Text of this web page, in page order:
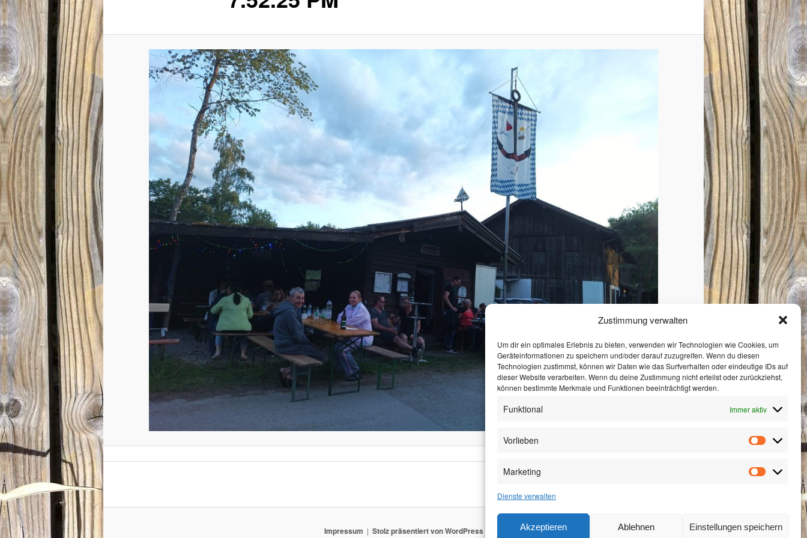
Zustimmung verwalten
Um dir ein optimales Erlebnis zu bieten, verwenden wir Technologien wie Cookies, um
Geräteinformationen zu speichern und/oder darauf zuzugreifen. Wenn du diesen
Technologien zustimmst, können wir Daten wie das Surfverhalten oder eindeutige IDs auf
dieser Website verarbeiten. Wenn du deine Zustimmung nicht erteilst oder zurückziehst,
können bestimmte Merkmale und Funktionen beeinträchtigt werden.
Funktional Immer aktiv
Vorlieben
Marketing
Dienste verwalten
Akzeptieren Ablehnen Einstellungen speichern
Impressum Stolz präsentiert von WordPress